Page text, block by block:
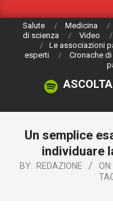
Navigation
Salute Medicina
di scienza
Video
Le associazioni
esperti
Cronache
Un semplice
individuare
BY: REDAZIONE ON: